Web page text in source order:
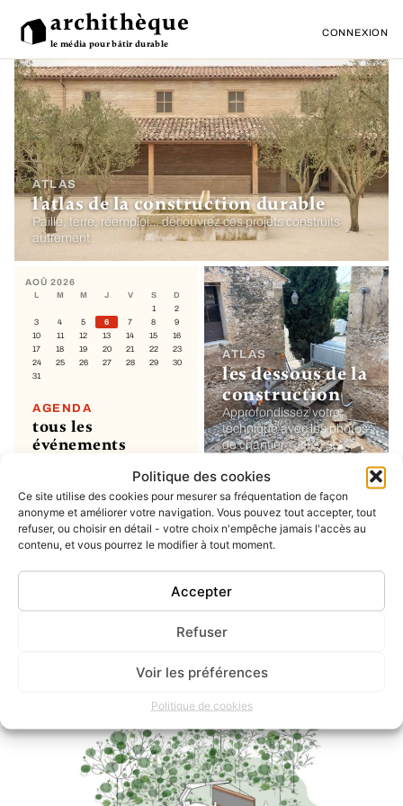
Politique des cookies
Ce site utilise des cookies pour mesurer sa fréquentation de façon
anonyme et améliorer votre navigation. Vous pouvez tout accepter, tout
refuser, ou choisir en détail - votre choix n'empêche jamais l'accès au
contenu, et vous pourrez le modifier à tout moment.
Accepter
Refuser
Voir les préférences
Politique de cookies
archithèque
le média pour bâtir durable
CONNEXION
ATLAS
l'atlas de la construction durable
Paille, terre, réemploi… découvrez ces projets construits
autrement
ATLAS
les dessous de la
construction
Approfondissez votre
technique avec les photos
de chantier
AOÛ 2026
L M M J V S
D
1
2
3
4 5 6 7 8
9
10
11 12 13 14 15
16
17
18 19 20 21 22
23
24
25 26 27 28 29
30
31
AGENDA
tous les
événements
MON COMPTE
soumettre un
projet ou un
évènement